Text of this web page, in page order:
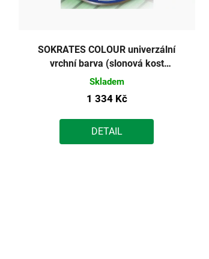
SOKRATES COLOUR univerzální
vrchní barva (slonová kost
pololesklá) 5kg
Skladem
1 334 Kč
DETAIL